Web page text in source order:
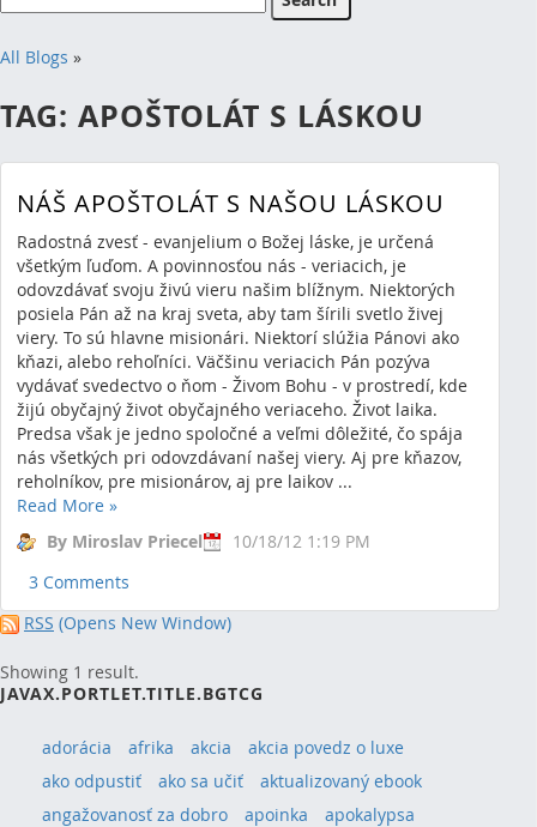
All Blogs »
TAG: APOŠTOLÁT S LÁSKOU
NÁŠ APOŠTOLÁT S NAŠOU LÁSKOU
Radostná zvesť - evanjelium o Božej láske, je určená
všetkým ľuďom. A povinnosťou nás - veriacich, je
odovzdávať svoju živú vieru našim blížnym. Niektorých
posiela Pán až na kraj sveta, aby tam šírili svetlo živej
viery. To sú hlavne misionári. Niektorí slúžia Pánovi ako
kňazi, alebo rehoľníci. Väčšinu veriacich Pán pozýva
vydávať svedectvo o ňom - Živom Bohu - v prostredí, kde
žijú obyčajný život obyčajného veriaceho. Život laika.
Predsa však je jedno spoločné a veľmi dôležité, čo spája
nás všetkých pri odovzdávaní našej viery. Aj pre kňazov,
reholníkov, pre misionárov, aj pre laikov ...
Read More »
By Miroslav Priecel
10/18/12 1:19 PM
3 Comments
RSS (Opens New Window)
Showing 1 result.
JAVAX.PORTLET.TITLE.BGTCG
adorácia afrika akcia
akcia povedz o luxe
ako odpustiť
ako sa učiť
aktualizovaný ebook
angažovanosť za dobro
apoinka
apokalypsa